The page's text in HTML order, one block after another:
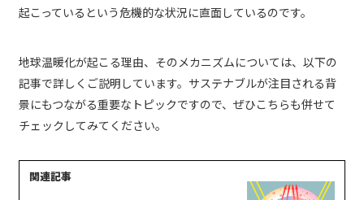
起こっているという危機的な状況に直面しているのです。
地球温暖化が起こる理由、そのメカニズムについては、以下の
記事で詳しくご説明しています。サステナブルが注目される背
景にもつながる重要なトピックですので、ぜひこちらも併せて
チェックしてみてください。